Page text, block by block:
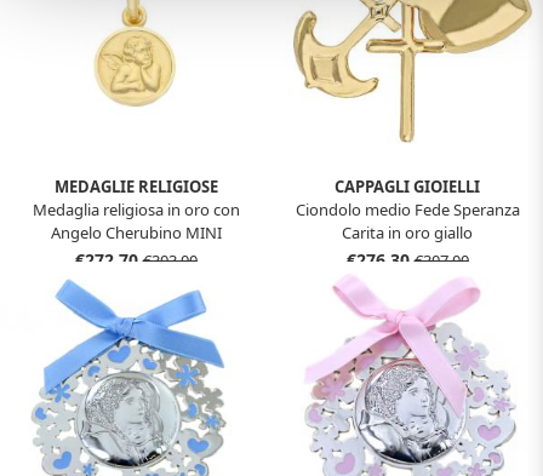
MEDAGLIE RELIGIOSE
Medaglia religiosa in oro con
Angelo Cherubino MINI
€272,70€303,00
CAPPAGLI GIOIELLI
Ciondolo medio Fede Speranza
Carita in oro giallo
€276,30€307,00